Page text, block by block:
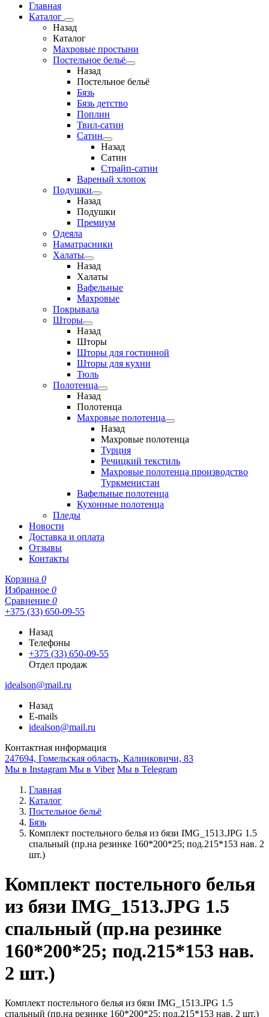
Главная
Каталог
Назад
Каталог
Махровые простыни
Постельное бельё
Назад
Постельное бельё
Бязь
Бязь детство
Поплин
Твил-сатин
Сатин
Назад
Сатин
Страйп-сатин
Вареный хлопок
Подушки
Назад
Подушки
Премиум
Одеяла
Наматрасники
Халаты
Назад
Халаты
Вафельные
Махровые
Покрывала
Шторы
Назад
Шторы
Шторы для гостинной
Шторы для кухни
Тюль
Полотенца
Назад
Полотенца
Махровые полотенца
Назад
Махровые полотенца
Турция
Речицкий текстиль
Махровые полотенца производство
Туркменистан
Вафельные полотенца
Кухонные полотенца
Пледы
Новости
Доставка и оплата
Отзывы
Контакты
Корзина 0
Избранное 0
Сравнение 0
+375 (33) 650-09-55
Назад
Телефоны
+375 (33) 650-09-55
Отдел продаж
idealson@mail.ru
Назад
E-mails
idealson@mail.ru
Контактная информация
247694, Гомельская область, Калинковичи, 83
Мы в Instagram Мы в Viber Мы в Telegram
Главная
Каталог
Постельное бельё
Бязь
Комплект постельного белья из бязи IMG_1513.JPG 1.5
спальный (пр.на резинке 160*200*25; под.215*153 нав. 2
шт.)
Комплект постельного белья
из бязи IMG_1513.JPG 1.5
спальный (пр.на резинке
160*200*25; под.215*153 нав.
2 шт.)
Комплект постельного белья из бязи IMG_1513.JPG 1.5
спальный (пр.на резинке 160*200*25; под.215*153 нав. 2 шт.)